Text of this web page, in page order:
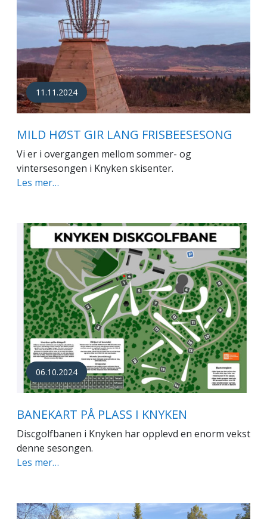
11.11.2024
MILD HØST GIR LANG FRISBEESESONG
Vi er i overgangen mellom sommer- og
vintersesongen i Knyken skisenter.
Les mer…
06.10.2024
BANEKART PÅ PLASS I KNYKEN
Discgolfbanen i Knyken har opplevd en enorm vekst
denne sesongen.
Les mer…